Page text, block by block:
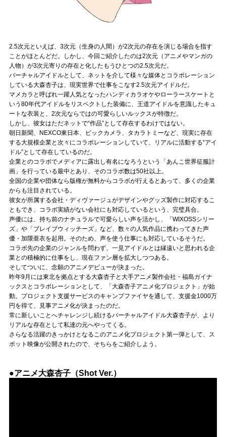
2.5次元といえば、3次元（生身の人間）が2次元の存在を演じる場合を指す
ことがほとんどだ。しかし、今回ご紹介したのは2次元（アニメやマンガの
人物）が3次元寄りの存在と化したもうひとつの2.5次元だ。
バーチャルアイドルとして、ネットを介して様々な媒体とコラボレーション
している大森杏子は、現実世界で仕事をこなす2.5次元アイドルだ。
マメカラと呼ばれ一躍人気となったハンディカラオケやローラースケートと
いう80年代アイドルをリスペクトした装備に、王道アイドルを意識したキュ
ートな衣装と、2次元ならではの可愛らしいルックスが特徴だ。
しかし、彼女はただネットで“作品”として存在するわけではない。
朝日新聞、NEXCO東日本、ビックカメラ、タカラトミーなど、現実に存在
する大規模企業と次々にコラボレーションしていて、リアルに活動する“アイ
ドル”として存在しているのだ。
企業とのコラボでメディアに露出し有名になろうという「あんこ世界征服計
画」を行っている最中とあり、そのコラボ数は50社以上。
全国の企業や団体なら版権が無料からコラボが行えるとあって、多くの企業
からも注目されている。
彼女が所属する会社・ディヴァージュがデザインやグッズ製作に対応するこ
ともでき、コラボ実績がない会社にも対応しているという、完璧具合。
声優には、持ち前のナチュラルで可愛らしい声を活かし、「WIXOSSシリー
ズ」や「ブレイブウィッチーズ」など、数々の人気作品に携わってきた声
優・加隈亜衣を起用。そのため、声を使う仕事にも対応しているそうだ。
コラボ先の企業のジャンルを問わず、一見アイドルとは縁遠いと思われる企
業との積極的に仕事をし、現在ファン層を拡大しつつある。
そしてついに、念願のアニメデビューが決まった。
昨年9月には東北を拠点とする大森杏子と大手アニメ製作会社・福島ガイナ
ックスとコラボレーションとして、「大森杏子アニメ化プロジェクト」が始
動。プロジェクト支援サービスのキャンプファイヤを通して、支援金1000万
円を得て、見事アニメ化が決まったのだ。
常に新しいことへチャレンジし続けるバーチャルアイドル大森杏子が、より
リアルな存在として私達の元へやってくる。
さらなる活躍のきっかけとなるこのアニメ化プロジェクト第一弾として、ス
ポット映像が公開されたので、そちらをご紹介しよう。
●アニメ大森杏子（Shot Ver.）